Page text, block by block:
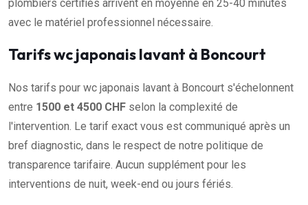
plombiers certifiés arrivent en moyenne en 25-40 minutes
avec le matériel professionnel nécessaire.
Tarifs wc japonais lavant à Boncourt
Nos tarifs pour wc japonais lavant à Boncourt s'échelonnent
entre 1500 et 4500 CHF selon la complexité de
l'intervention. Le tarif exact vous est communiqué après un
bref diagnostic, dans le respect de notre politique de
transparence tarifaire. Aucun supplément pour les
interventions de nuit, week-end ou jours fériés.